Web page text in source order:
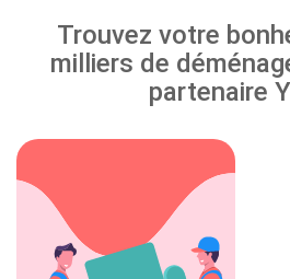
Trouvez votre
milliers de
partenaire